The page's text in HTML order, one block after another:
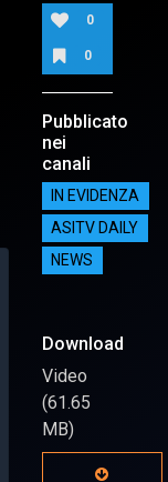
0
0
Pubblicato
nei
canali
IN EVIDENZA
ASITV DAILY
NEWS
Download
Video
(61.65
MB)